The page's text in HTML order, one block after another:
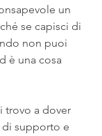
un
se capisci di
non puoi
è una cosa
trovo a dover
di supporto e